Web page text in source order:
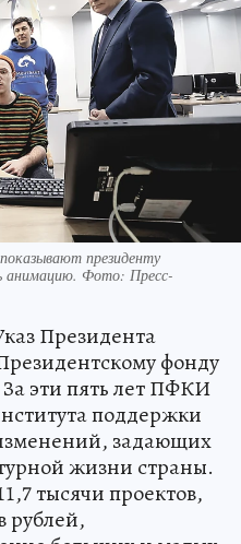
президенту
анимацию. Фото: Пресс-
Президента
фонду
эти пять лет ПФКИ
поддержки
задающих
жизни страны.
тысячи проектов,
рублей,